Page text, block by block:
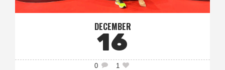
DECEMBER
16
0 1